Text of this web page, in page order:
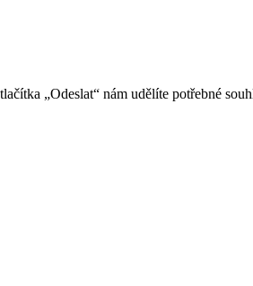
„Odeslat“ nám udělíte potřebné